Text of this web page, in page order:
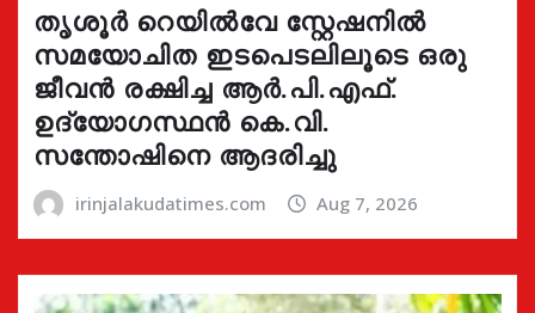
തൃശൂർ റെയിൽവേ സ്റ്റേഷനിൽ
സമയോചിത ഇടപെടലിലൂടെ ഒരു
ജീവൻ രക്ഷിച്ച ആർ.പി.എഫ്.
ഉദ്യോഗസ്ഥൻ കെ.വി.
സന്തോഷിനെ ആദരിച്ചു
irinjalakudatimes.com Aug 7, 2026